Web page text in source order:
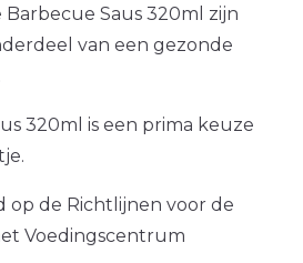
Barbecue Saus 320ml zijn
van een gezonde
320ml is een prima keuze
op de Richtlijnen voor de
Voedingscentrum